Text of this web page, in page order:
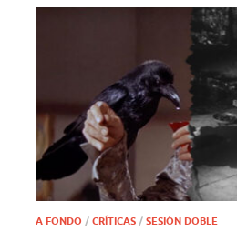
A FONDO /CRÍTICAS /SESIÓN DOBLE